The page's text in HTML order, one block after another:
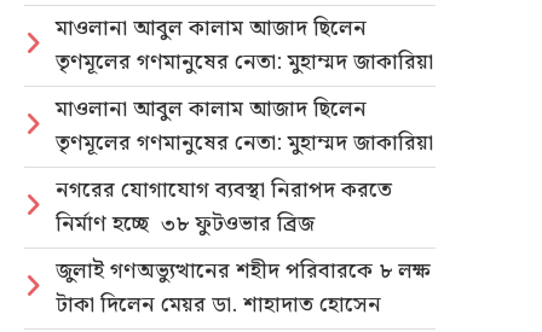
মাওলানা আবুল কালাম আজাদ ছিলেন
তৃণমূলের গণমানুষের নেতা: মুহাম্মদ জাকারিয়া
মাওলানা আবুল কালাম আজাদ ছিলেন
তৃণমূলের গণমানুষের নেতা: মুহাম্মদ জাকারিয়া
নগরের যোগাযোগ ব্যবস্থা নিরাপদ করতে
নির্মাণ হচ্ছে ৩৮ ফুটওভার ব্রিজ
জুলাই গণঅভ্যুত্থানের শহীদ পরিবারকে ৮ লক্ষ
টাকা দিলেন মেয়র ডা. শাহাদাত হোসেন